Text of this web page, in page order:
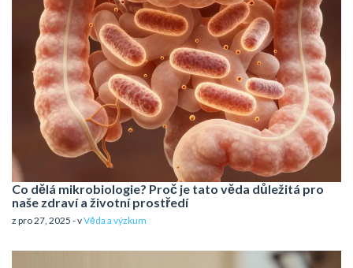
Co dělá mikrobiologie? Proč je tato věda důležitá pro
naše zdraví a životní prostředí
z pro 27, 2025 - vVěda a výzkum